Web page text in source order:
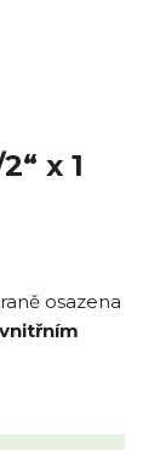
x 1
osazena
vnitřním